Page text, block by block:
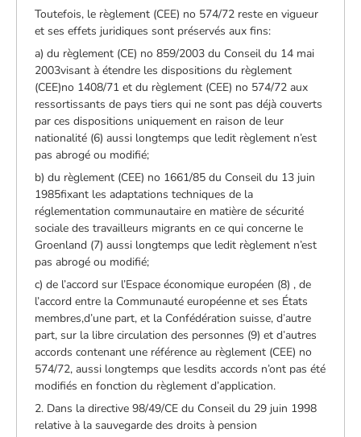
Toutefois, le règlement (CEE) no 574/72 reste en vigueur
et ses effets juridiques sont préservés aux fins:
a) du règlement (CE) no 859/2003 du Conseil du 14 mai
2003visant à étendre les dispositions du règlement
(CEE)no 1408/71 et du règlement (CEE) no 574/72 aux
ressortissants de pays tiers qui ne sont pas déjà couverts
par ces dispositions uniquement en raison de leur
nationalité (6) aussi longtemps que ledit règlement n’est
pas abrogé ou modifié;
b) du règlement (CEE) no 1661/85 du Conseil du 13 juin
1985fixant les adaptations techniques de la
réglementation communautaire en matière de sécurité
sociale des travailleurs migrants en ce qui concerne le
Groenland (7) aussi longtemps que ledit règlement n’est
pas abrogé ou modifié;
c) de l’accord sur l’Espace économique européen (8) , de
l’accord entre la Communauté européenne et ses États
membres,d’une part, et la Confédération suisse, d’autre
part, sur la libre circulation des personnes (9) et d’autres
accords contenant une référence au règlement (CEE) no
574/72, aussi longtemps que lesdits accords n’ont pas été
modifiés en fonction du règlement d’application.
2. Dans la directive 98/49/CE du Conseil du 29 juin 1998
relative à la sauvegarde des droits à pension